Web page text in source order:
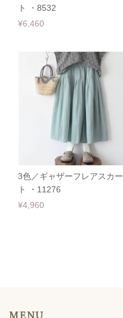
ト ・8532
¥6,460
3色／ギャザーフレアスカー
ト ・11276
¥4,960